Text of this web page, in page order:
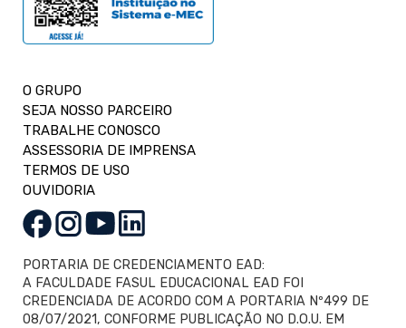
O GRUPO
SEJA NOSSO PARCEIRO
TRABALHE CONOSCO
ASSESSORIA DE IMPRENSA
TERMOS DE USO
OUVIDORIA
PORTARIA DE CREDENCIAMENTO EAD:
A FACULDADE FASUL EDUCACIONAL EAD FOI
CREDENCIADA DE ACORDO COM A PORTARIA Nº499 DE
08/07/2021, CONFORME PUBLICAÇÃO NO D.O.U. EM